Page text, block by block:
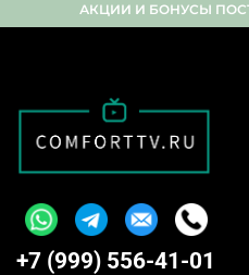
АКЦИИ И БОНУСЫ
+7 (999) 556-41-01